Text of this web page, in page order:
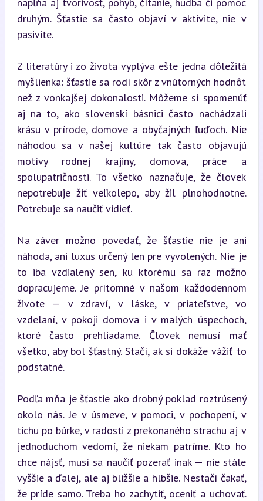
druhým. Šťastie sa často objaví v aktivite, nie v
pasivite.
Z literatúry i zo života vyplýva ešte jedna dôležitá
myšlienka: šťastie sa rodí skôr z vnútorných hodnôt
než z vonkajšej dokonalosti. Môžeme si spomenúť
aj na to, ako slovenskí básnici často nachádzali
krásu v prírode, domove a obyčajných ľuďoch. Nie
náhodou sa v našej kultúre tak často objavujú
motívy rodnej krajiny, domova, práce a
spolupatričnosti. To všetko naznačuje, že človek
nepotrebuje žiť veľkolepo, aby žil plnohodnotne.
Potrebuje sa naučiť vidieť.
Na záver možno povedať, že šťastie nie je ani
náhoda, ani luxus určený len pre vyvolených. Nie je
to iba vzdialený sen, ku ktorému sa raz možno
dopracujeme. Je prítomné v našom každodennom
živote — v zdraví, v láske, v priateľstve, vo
vzdelaní, v pokoji domova i v malých úspechoch,
ktoré často prehliadame. Človek nemusí mať
všetko, aby bol šťastný. Stačí, ak si dokáže vážiť to
podstatné.
Podľa mňa je šťastie ako drobný poklad roztrúsený
okolo nás. Je v úsmeve, v pomoci, v pochopení, v
tichu po búrke, v radosti z prekonaného strachu aj v
jednoduchom vedomí, že niekam patríme. Kto ho
chce nájsť, musí sa naučiť pozerať inak — nie stále
vyššie a ďalej, ale aj bližšie a hlbšie. Nestačí čakať,
že príde samo. Treba ho zachytiť, oceniť a uchovať.